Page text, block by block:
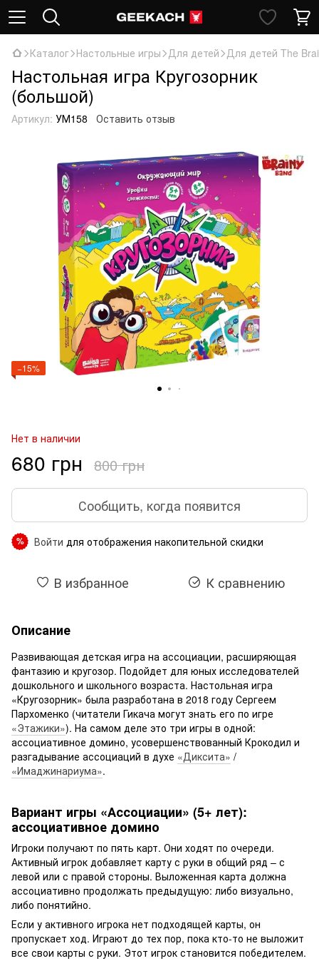
Каталог Настольные игры Для детей Для детей The
Настольная игра Кругозорник
(большой)
Артикул: УМ158 Оставить отзыв
−15%
Нет в наличии
680 грн 800 грн
Сообщить, когда появится
% Войти для отображения накопительной скидки
В избранное К сравнению
Описание
Развивающая детская игра на ассоциации, расширяющая
фантазию и кругозор. Подойдет для юных исследователей
дошкольного и школьного возраста. Настольная игра
«Кругозорник» была разработана в 2018 году Сергеем
Пархоменко (читатели Гикача могут знать его по игре
«Этажики»). На самом деле это три игры в одной:
ассоциативное домино, усовершенствованный Крокодил и
разгадывание ассоциаций в духе «Диксита» /
«Имаджинариума».
Вариант игры «Ассоциации» (5+ лет):
ассоциативное домино
Игроки получают по пять карт. Они ходят по очереди.
Активный игрок добавляет карту с руки в общий ряд – с
левой или с правой стороны. Выложенная карта должна
ассоциативно продолжать предыдущую: либо визуально,
либо понятийно.
Если у активного игрока нет подходящей карты, он
пропускает ход. Играют до тех пор, пока кто-то не выложит
все свои карты с руки. Этот игрок становится победителем.